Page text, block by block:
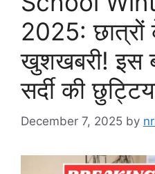
2025: छात्रों
खुशखबरी! इस
सर्दी की
December 7, 2025 by